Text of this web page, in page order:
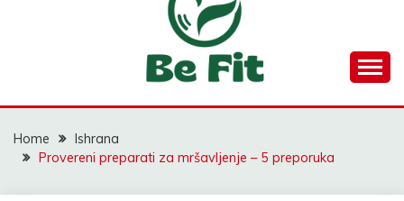
BEFIT
Home
Ishrana
Provereni preparati za mršavljenje – 5 preporuka